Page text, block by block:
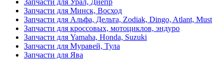
Запчасти для Минск, Восход
Запчасти для Альфа, Дельта, Zodiak, Dingo, Atlant, Must
Запчасти для кроссовых, мотоциклов, эндуро
Запчасти для Yamaha, Honda, Suzuki
Запчасти для Муравей, Тула
Запчасти для Ява